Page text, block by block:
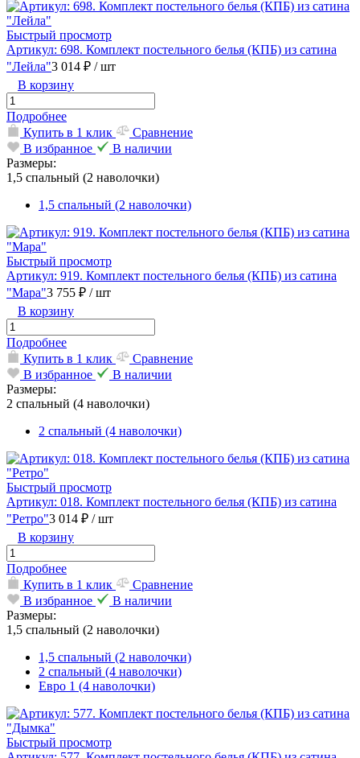
Быстрый просмотр
Артикул: 698. Комплект постельного белья (КПБ) из сатина
"Лейла"3 014 ₽ / шт
В корзину
Подробнее
Купить в 1 клик
Сравнение
В избранное
В наличии
Размеры:
1,5 спальный (2 наволочки)
1,5 спальный (2 наволочки)
Быстрый просмотр
Артикул: 919. Комплект постельного белья (КПБ) из сатина
"Мара"3 755 ₽ / шт
В корзину
Подробнее
Купить в 1 клик
Сравнение
В избранное
В наличии
Размеры:
2 спальный (4 наволочки)
2 спальный (4 наволочки)
Быстрый просмотр
Артикул: 018. Комплект постельного белья (КПБ) из сатина
"Ретро"3 014 ₽ / шт
В корзину
Подробнее
Купить в 1 клик
Сравнение
В избранное
В наличии
Размеры:
1,5 спальный (2 наволочки)
1,5 спальный (2 наволочки)
2 спальный (4 наволочки)
Евро 1 (4 наволочки)
Быстрый просмотр